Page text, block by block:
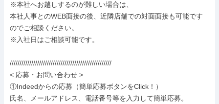
※本社へお越しするのが難しい場合は、
本社人事とのWEB面接の後、近隣店舗での対面面接も可能です
のでご相談ください。
※入社日はご相談可能です。
////////////////////////////////////////////////////
< 応募・お問い合わせ >
①Indeedからの応募（簡単応募ボタンをClick！）
氏名、メールアドレス、電話番号等を入力して簡単応募。